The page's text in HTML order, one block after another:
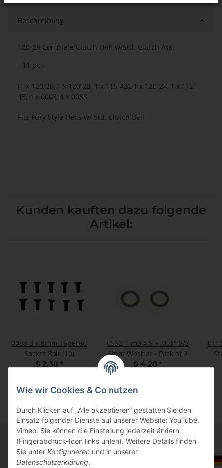
Beschreibung
120-28 Complete Clutch Unit w/Std. Clutch Ass.
- 11 pc -
(1 x 120-26, 1 x 120-23, 1 x 115-42), 1 x 120-24, 1 x 115-
45, 4 x 0003, 4 x 0063
Fits Fury Style Helis w/ Std. Clutch Bell
Kunden kauften dazu folgende
Artikel:
0088 3 x 8mm Tapered
Socket Bolt (10)
$ 2.38 *
0562-1 m3 x 5 x .003" S/S
Shim Washer - Pack of 2
$ 4.28 *
Informationen
Wie wir Cookies & Co nutzen
Durch Klicken auf „Alle akzeptieren“ gestatten Sie den
Einsatz folgender Dienste auf unserer Website: YouTube,
Vimeo. Sie können die Einstellung jederzeit ändern
(Fingerabdruck-Icon links unten). Weitere Details finden
Sie unter Konfigurieren und in unserer
Datenschutzerklärung.